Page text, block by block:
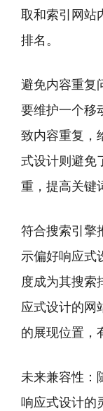
取和索引网站
排名。
避免内容重复
要维护一个移
致内容重复，
式设计则避免
重，提高关键
符合搜索引擎
示偏好响应式
度成为其搜索
应式设计的网
的展现位置，
未来兼容性：
响应式设计的